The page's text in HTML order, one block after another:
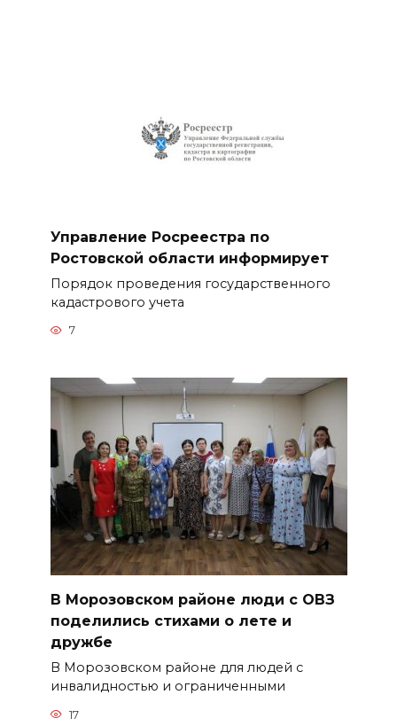
Управление Росреестра по
Ростовской области информирует
Порядок проведения государственного
кадастрового учета
7
В Морозовском районе люди с ОВЗ
поделились стихами о лете и
дружбе
В Морозовском районе для людей с
инвалидностью и ограниченными
17